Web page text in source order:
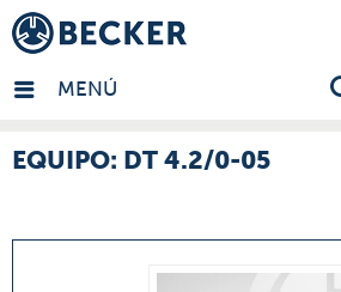
MENÚ
- ES
EQUIPO: DT 4.2/0-05